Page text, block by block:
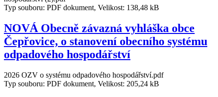
Typ souboru: PDF dokument, Velikost: 138,48 kB
NOVÁ Obecně závazná vyhláška obce
Čepřovice, o stanovení obecního systému
odpadového hospodářství
2026 OZV o systému odpadového hospodářství.pdf
Typ souboru: PDF dokument, Velikost: 205,24 kB